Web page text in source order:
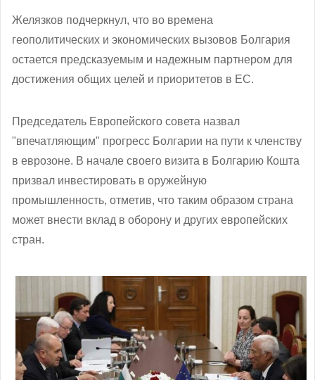
Желязков подчеркнул, что во времена
геополитических и экономических вызовов Болгария
остается предсказуемым и надежным партнером для
достижения общих целей и приоритетов в ЕС.
Председатель Европейского совета назвал
"впечатляющим" прогресс Болгарии на пути к членству
в еврозоне. В начале своего визита в Болгарию Кошта
призвал инвестировать в оружейную
промышленность, отметив, что таким образом страна
может внести вклад в оборону и других европейских
стран.